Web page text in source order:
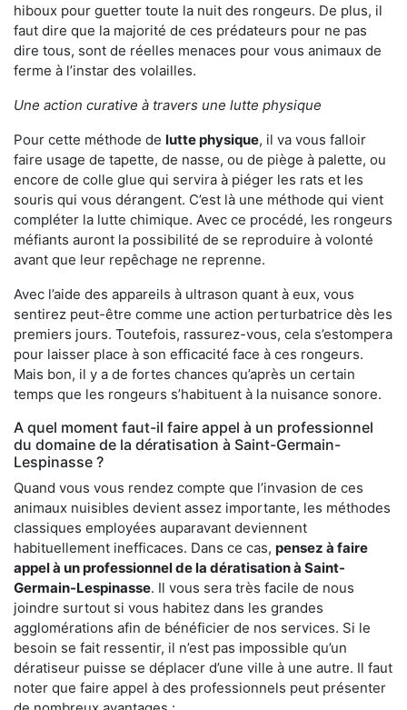
hiboux pour guetter toute la nuit des rongeurs. De plus, il
faut dire que la majorité de ces prédateurs pour ne pas
dire tous, sont de réelles menaces pour vous animaux de
ferme à l’instar des volailles.
Une action curative à travers une lutte physique
Pour cette méthode de lutte physique, il va vous falloir
faire usage de tapette, de nasse, ou de piège à palette, ou
encore de colle glue qui servira à piéger les rats et les
souris qui vous dérangent. C’est là une méthode qui vient
compléter la lutte chimique. Avec ce procédé, les rongeurs
méfiants auront la possibilité de se reproduire à volonté
avant que leur repêchage ne reprenne.
Avec l’aide des appareils à ultrason quant à eux, vous
sentirez peut-être comme une action perturbatrice dès les
premiers jours. Toutefois, rassurez-vous, cela s’estompera
pour laisser place à son efficacité face à ces rongeurs.
Mais bon, il y a de fortes chances qu’après un certain
temps que les rongeurs s’habituent à la nuisance sonore.
A quel moment faut-il faire appel à un professionnel
du domaine de la dératisation à Saint-Germain-
Lespinasse ?
Quand vous vous rendez compte que l’invasion de ces
animaux nuisibles devient assez importante, les méthodes
classiques employées auparavant deviennent
habituellement inefficaces. Dans ce cas, pensez à faire
appel à un professionnel de la dératisation à Saint-
Germain-Lespinasse. Il vous sera très facile de nous
joindre surtout si vous habitez dans les grandes
agglomérations afin de bénéficier de nos services. Si le
besoin se fait ressentir, il n’est pas impossible qu’un
dératiseur puisse se déplacer d’une ville à une autre. Il faut
noter que faire appel à des professionnels peut présenter